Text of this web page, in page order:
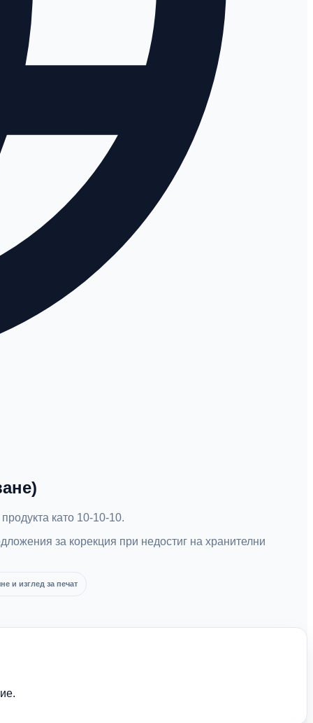
като 10-10-10.
за корекция при недостиг на хранителни
и изглед за печат